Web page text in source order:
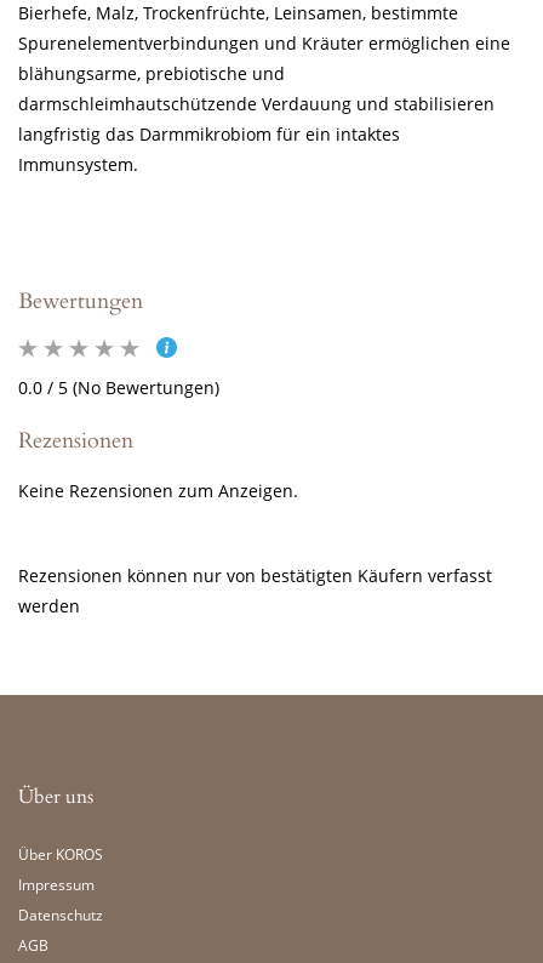
Bierhefe, Malz, Trockenfrüchte, Leinsamen, bestimmte
Spurenelementverbindungen und Kräuter ermöglichen eine
blähungsarme, prebiotische und
darmschleimhautschützende Verdauung und stabilisieren
langfristig das Darmmikrobiom für ein intaktes
Immunsystem.
Bewertungen
0.0 / 5 (No Bewertungen)
Rezensionen
Keine Rezensionen zum Anzeigen.
Rezensionen können nur von bestätigten Käufern verfasst
werden
Über uns
Über KOROS
Impressum
Datenschutz
AGB